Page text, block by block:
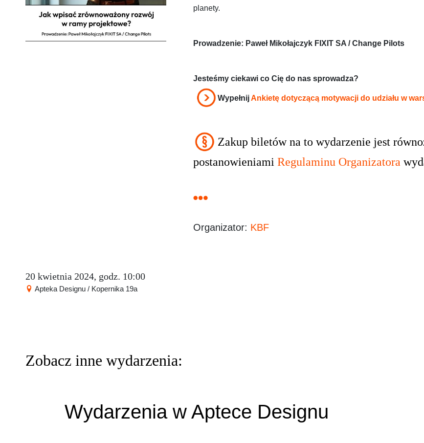
planety.
Prowadzenie: Paweł Mikołajczyk FIXIT SA / Change Pilots
Jesteśmy ciekawi co Cię do nas sprowadza?
WypełnijAnkietę dotyczącą motywacji do udziału w
Zakup biletów na to wydarzenie jest
postanowieniami Regulaminu Organizatora
Organizator: KBF
20 kwietnia 2024, godz. 10:00
Apteka Designu / Kopernika 19a
Zobacz inne wydarzenia:
Wydarzenia w Aptece Designu